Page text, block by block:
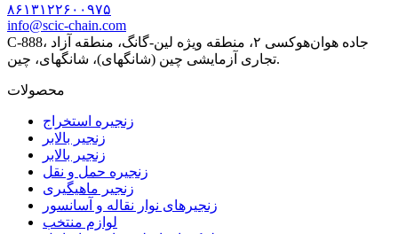
۸۶۱۳۱۲۲۶۰۰۹۷۵
info@scic-chain.com
C-888، جاده هوان‌هوکسی ۲، منطقه ویژه لین-گانگ، منطقه آزاد
تجاری آزمایشی چین (شانگهای)، شانگهای، چین.
محصولات
زنجیره استخراج
زنجیر بالابر
زنجیر بالابر
زنجیره حمل و نقل
زنجیر ماهیگیری
زنجیرهای نوار نقاله و آسانسور
لوازم منتخب